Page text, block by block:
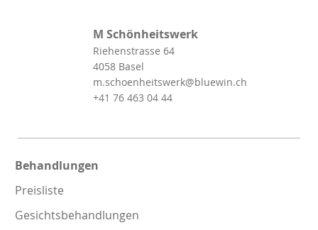
Behandlungen
Preisliste
Gesichtsbehandlungen
M Schönheitswerk
Riehenstrasse 64
4058 Basel
m.schoenheitswerk@bluewin.ch
+41 76 463 04 44